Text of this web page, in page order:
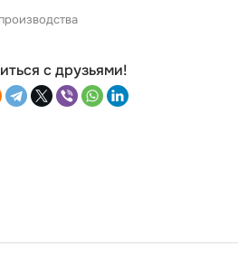
с друзьями!